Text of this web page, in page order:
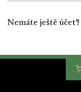
Nemáte ještě účet?